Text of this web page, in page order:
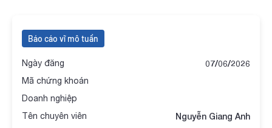
Báo cáo vĩ mô tuần
Ngày đăng 07/06/2026
Mã chứng khoán
Doanh nghiệp
Tên chuyên viên
Nguyễn Giang Anh